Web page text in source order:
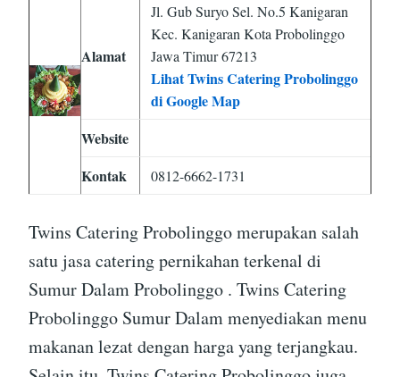
Alamat
Jl. Gub Suryo Sel. No.5 Kanigaran
Kec. Kanigaran Kota Probolinggo
Jawa Timur 67213
Lihat Twins Catering Probolinggo
di Google Map
Website
Kontak
0812-6662-1731
Twins Catering Probolinggo merupakan salah
satu jasa catering pernikahan terkenal di
Sumur Dalam Probolinggo . Twins Catering
Probolinggo Sumur Dalam menyediakan menu
makanan lezat dengan harga yang terjangkau.